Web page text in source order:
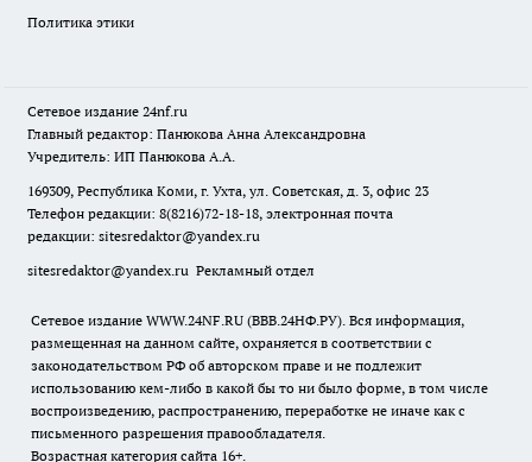
Политика этики
Сетевое издание 24nf.ru
Главный редактор: Панюкова Анна Александровна
Учредитель: ИП Панюкова А.А.
169309, Республика Коми, г. Ухта, ул. Советская, д. 3, офис 23
Телефон редакции: 8(8216)72-18-18, электронная почта
редакции: sitesredaktor@yandex.ru
sitesredaktor@yandex.ru Рекламный отдел
Сетевое издание WWW.24NF.RU (ВВВ.24НФ.РУ). Вся информация,
размещенная на данном сайте, охраняется в соответствии с
законодательством РФ об авторском праве и не подлежит
использованию кем-либо в какой бы то ни было форме, в том числе
воспроизведению, распространению, переработке не иначе как с
письменного разрешения правообладателя.
Возрастная категория сайта 16+.